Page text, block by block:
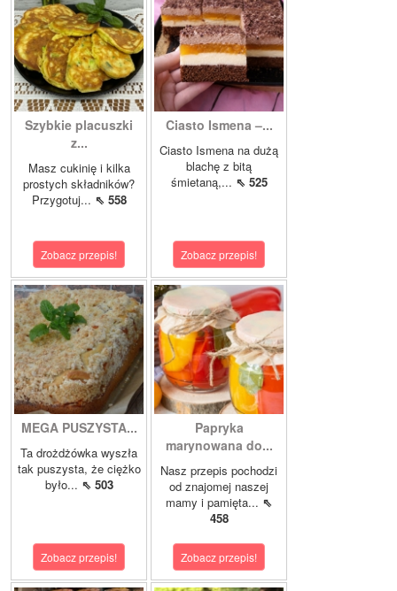
Szybkie placuszki
z...
Masz cukinię i kilka
prostych składników?
Przygotuj... ⇖ 558
Zobacz przepis!
Ciasto Ismena –...
Ciasto Ismena na dużą
blachę z bitą
śmietaną,... ⇖ 525
Zobacz przepis!
MEGA PUSZYSTA...
Ta drożdżówka wyszła
tak puszysta, że ciężko
było... ⇖ 503
Zobacz przepis!
Papryka
marynowana do...
Nasz przepis pochodzi
od znajomej naszej
mamy i pamięta... ⇖
458
Zobacz przepis!